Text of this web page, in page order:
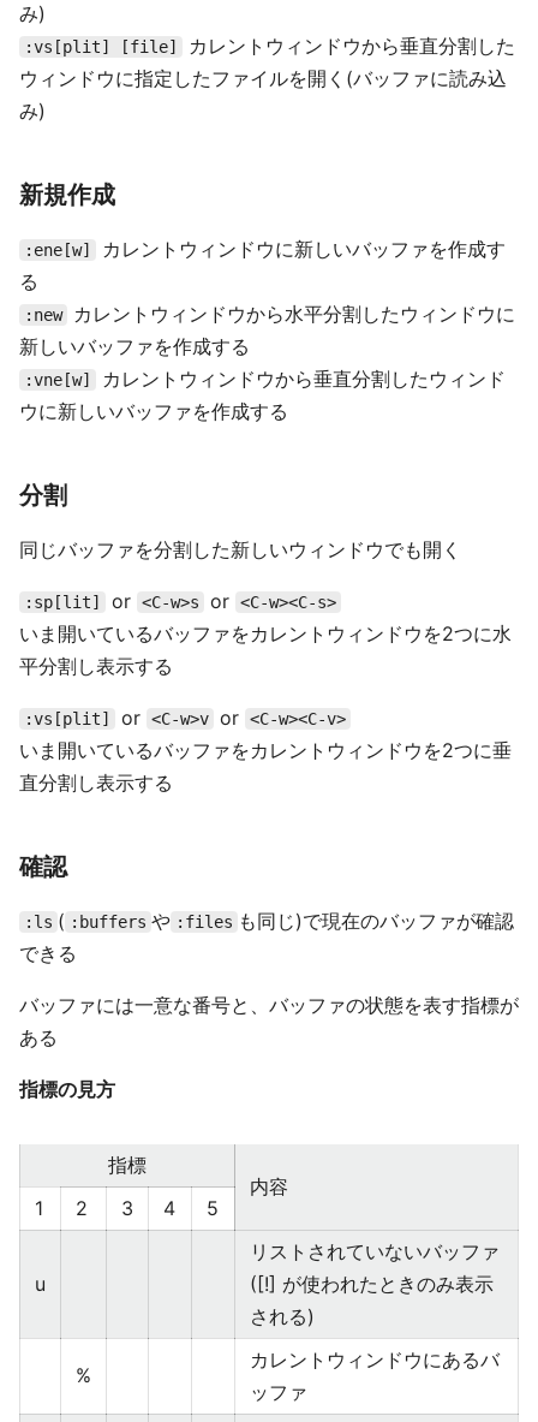
み)
:vs[plit] [file]
カレントウィンドウから垂直分割した
ウィンドウに指定したファイルを開く(バッファに読み込
み)
新規作成
:ene[w]
カレントウィンドウに新しいバッファを作成す
る
:new
カレントウィンドウから水平分割したウィンドウに
新しいバッファを作成する
:vne[w]
カレントウィンドウから垂直分割したウィンド
ウに新しいバッファを作成する
分割
同じバッファを分割した新しいウィンドウでも開く
:sp[lit] or <C-w>s or <C-w><C-s>
いま開いているバッファをカレントウィンドウを2つに水
平分割し表示する
:vs[plit] or <C-w>v or <C-w><C-v>
いま開いているバッファをカレントウィンドウを2つに垂
直分割し表示する
確認
:ls ( :buffers や :files も同じ)で現在のバッファが確認
できる
バッファには一意な番号と、バッファの状態を表す指標が
ある
指標の見方
指標
内容
1
2 3 4 5
u
リストされていないバッファ
([!] が使われたときのみ表示
される)
%
カレントウィンドウにあるバ
ッファ